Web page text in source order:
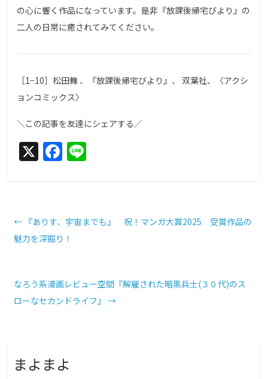
の心に響く作品になっています。是非『放課後帰宅びより』の
二人の日常に癒されてみてください。
［1−10］松田舞 、『放課後帰宅びより』、 双葉社、〈アクシ
ョンコミックス〉
＼この記事を友達にシェアする／
X F
a
b
o
k
← 『ありす、宇宙までも』 祝！マンガ大賞2025 受賞作品の
魅力を深掘り！
なろう系漫画レビュー空間『解雇された暗黒兵士(３０代)のス
ローなセカンドライフ』→
まよまよ